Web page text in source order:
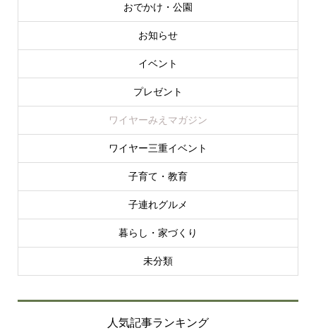
利用目的…採用応募者への連絡及び採用に関する業務
⑤ 上記に共通するお問い合わせ、ご相談、クレーム等に
利用目的…お問い合わせ、ご相談、クレーム等、これ
2.個人情報の開示等について
当社は、本人から開示対象個人情報について利用目的の通
知、開示、内容の訂正・追加・削除、利用の停止、消去及
求めがあった場合には、遅滞なく対応しますとともに、次
のとおりその手続きを定めます。
① 申し出先
開示等の求めは、下記を窓口とし、電話にて請求して
いただきます。
個人情報に関するお問い合わせ先
② 開示等の求めに際して提出していただく書類等
所定の「開示・停止等依頼書」に必要事項を記入の
上、提出していただきます。
③ 本人または代理人の確認方法
・当社が保有するご本人の個人情報をもって、総合的
・法定代理人の場合は、戸籍謄本等を提出していただ
・委任代理人の場合は、委任状を提出していただきま
おでかけ・公園
お知らせ
イベント
プレゼント
ワイヤーみえマガジン
ワイヤー三重イベント
子育て・教育
子連れグルメ
暮らし・家づくり
未分類
人気記事ランキング